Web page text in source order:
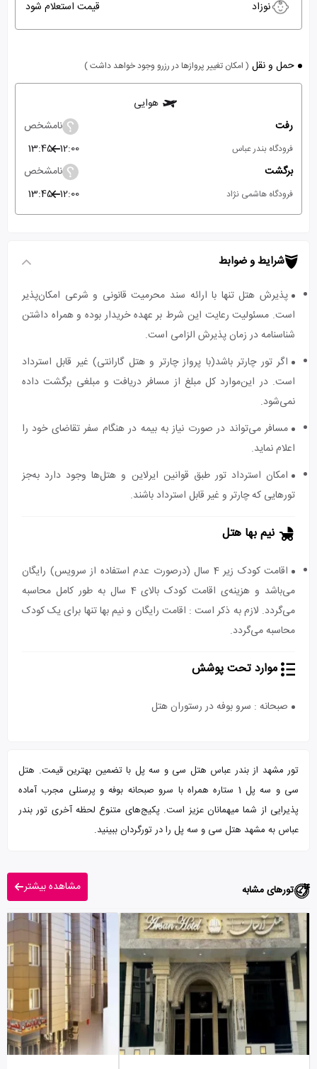
نوزاد قیمت استعلام شود
حمل و نقل ( امکان تغییر پروازها در رزرو وجود خواهد داشت )
هوایی
رفت
نامشخص
فرودگاه بندر عباس 12:00
13:45
برگشت
نامشخص
فرودگاه هاشمی نژاد 12:00
13:45
شرایط و ضوابط
پذیرش هتل تنها با ارائه سند محرمیت قانونی و شرعی امکان‌پذیر
است. مسئولیت رعایت این شرط بر عهده خریدار بوده و همراه داشتن
شناسنامه در زمان پذیرش الزامی است.
اگر تور چارتر باشد(با پرواز چارتر و هتل گارانتی) غیر قابل استرداد
است. در این‌موارد کل مبلغ از مسافر دریافت و مبلغی برگشت داده
نمی‌شود.
مسافر می‌تواند در صورت نیاز به بیمه در هنگام سفر تقاضای خود را
اعلام نماید.
امکان استرداد تور طبق قوانین ایرلاین و هتل‌ها وجود دارد به‌جز
تورهایی که چارتر و غیر قابل استرداد باشند.
نیم بها هتل
اقامت کودک زیر 4 سال (درصورت عدم استفاده از سرویس) رایگان
می‌باشد و هزینه‌ی اقامت کودک بالای 4 سال به طور کامل محاسبه
می‌گردد. لازم به ذکر است : اقامت رایگان و نیم بها تنها برای یک کودک
محاسبه می‌گردد.
موارد تحت پوشش
صبحانه : سرو بوفه در رستوران هتل
تور مشهد از بندر عباس هتل سی و سه پل با تضمین بهترین قیمت. هتل
سی و سه پل 1 ستاره همراه با سرو صبحانه بوفه و پرسنلی مجرب آماده
پذیرایی از شما میهمانان عزیز است. پکیج‌های متنوع لحظه آخری تور بندر
عباس به مشهد هتل سی و سه پل را در تورگردان ببینید.
تورهای مشابه مشاهده بیشتر